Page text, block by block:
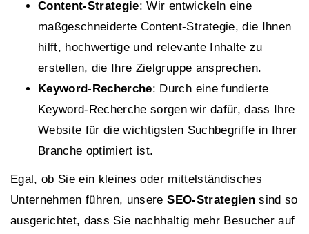
Content-Strategie: Wir entwickeln eine
maßgeschneiderte Content-Strategie, die Ihnen
hilft, hochwertige und relevante Inhalte zu
erstellen, die Ihre Zielgruppe ansprechen.
Keyword-Recherche: Durch eine fundierte
Keyword-Recherche sorgen wir dafür, dass Ihre
Website für die wichtigsten Suchbegriffe in Ihrer
Branche optimiert ist.
Egal, ob Sie ein kleines oder mittelständisches
Unternehmen führen, unsereSEO-Strategiensind so
ausgerichtet, dass Sie nachhaltig mehr Besucher auf